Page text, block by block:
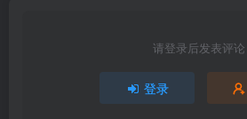
Nyako喵子 – NO.074 牛仔裤[76P-315.7M]
请登录后发表评论
登录